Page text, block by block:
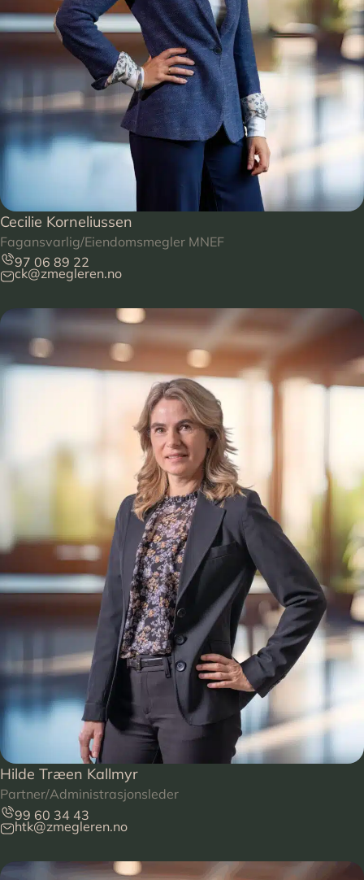
Cecilie Korneliussen
Fagansvarlig/Eiendomsmegler MNEF
97 06 89 22
ck@zmegleren.no
Hilde Træen Kallmyr
Partner/Administrasjonsleder
99 60 34 43
htk@zmegleren.no